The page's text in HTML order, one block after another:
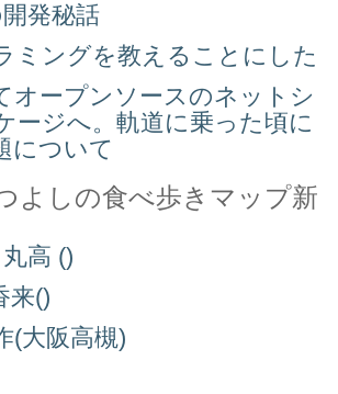
発秘話
ミングを教えることにした
オープンソースのネットシ
ージへ。軌道に乗った頃に
について
よしの食べ歩きマップ新
高 ()
来()
(大阪高槻)